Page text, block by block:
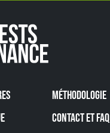
MÉTHODOLOGIE
CONTACT ET FAQ